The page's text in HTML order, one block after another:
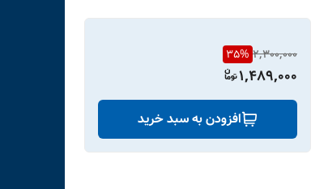
2,300,000
35%
1,489,000
افزودن به سبد خرید